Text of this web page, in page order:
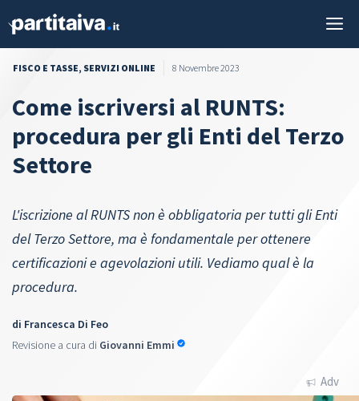
FISCO E TASSE, SERVIZI ONLINE 8 Novembre 2023
Come iscriversi al RUNTS:
procedura per gli Enti del Terzo
Settore
L'iscrizione al RUNTS non è obbligatoria per tutti gli Enti
del Terzo Settore, ma è fondamentale per ottenere
certificazioni e agevolazioni utili. Vediamo qual è la
procedura.
di Francesca Di Feo
Revisione a cura di Giovanni Emmi
Adv